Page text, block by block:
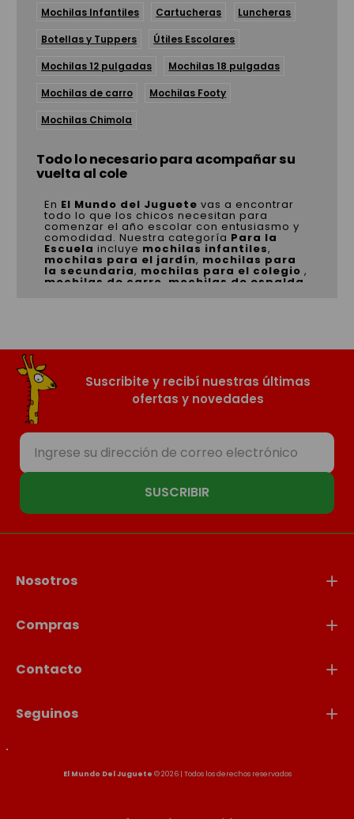
Mochilas Infantiles Cartucheras Luncheras
Botellas y Tuppers Útiles Escolares
Mochilas 12 pulgadas Mochilas 18 pulgadas
Mochilas de carro Mochilas Footy
Mochilas Chimola
Todo lo necesario para acompañar su
vuelta al cole
En El Mundo del Juguete vas a encontrar
todo lo que los chicos necesitan para
comenzar el año escolar con entusiasmo y
comodidad. Nuestra categoría Para la
Escuela incluye mochilas infantiles,
mochilas para el jardín, mochilas para
la secundaria, mochilas para el colegio,
mochilas de carro mochilas de espalda
Contamos con productos de las licencias
Disney, Paw Patrol y muchas más, con
diseños resistentes, prácticos y pensados
para acompañarlos en cada jornada.
para la escuela, funcionalidad y los
personajes favoritos de los chicos en un
solo lugar.
Suscribite y recibí nuestras últimas
ofertas y novedades
SUSCRIBIR
Nosotros
Compras
Contacto
Seguinos
El Mundo Del Juguete © 2026 | Todos los derechos reservados